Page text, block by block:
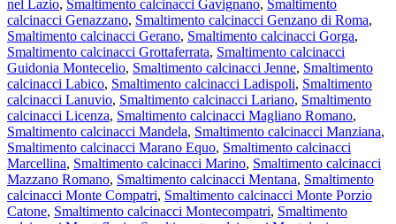
nel Lazio, Smaltimento calcinacci Gavignano, Smaltimento
calcinacci Genazzano, Smaltimento calcinacci Genzano di Roma,
Smaltimento calcinacci Gerano, Smaltimento calcinacci Gorga,
Smaltimento calcinacci Grottaferrata, Smaltimento calcinacci
Guidonia Montecelio, Smaltimento calcinacci Jenne, Smaltimento
calcinacci Labico, Smaltimento calcinacci Ladispoli, Smaltimento
calcinacci Lanuvio, Smaltimento calcinacci Lariano, Smaltimento
calcinacci Licenza, Smaltimento calcinacci Magliano Romano,
Smaltimento calcinacci Mandela, Smaltimento calcinacci Manziana,
Smaltimento calcinacci Marano Equo, Smaltimento calcinacci
Marcellina, Smaltimento calcinacci Marino, Smaltimento calcinacci
Mazzano Romano, Smaltimento calcinacci Mentana, Smaltimento
calcinacci Monte Compatri, Smaltimento calcinacci Monte Porzio
Catone, Smaltimento calcinacci Montecompatri, Smaltimento